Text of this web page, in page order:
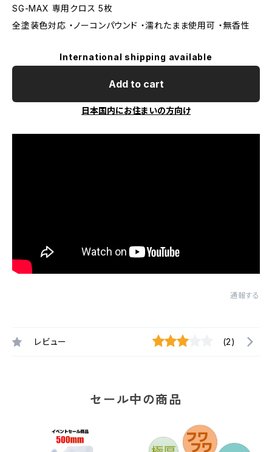
SG-MAX 専用クロス 5枚
全塗装色対応 ・ノーコンパウンド ・濡れたまま使用可 ・無香性
International shipping available
Add to cart
日本国内にお住まいの方向け
通報する
レビュー (2)
セール中の商品